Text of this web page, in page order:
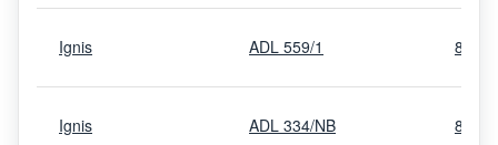
Ignis ADL 559/1
Ignis ADL 334/NB